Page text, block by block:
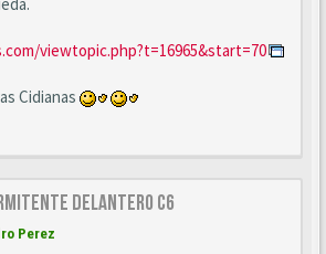
viewtopic.php?t=16965&start=70
Cidianas
DELANTERO C6
Perez